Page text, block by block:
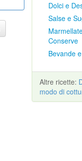
Dolci e
Salse e
Conserve
Bevande
Altre ricette:
modo di